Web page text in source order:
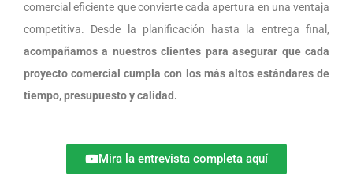
comercial eficiente que convierte cada apertura en una ventaja
competitiva. Desde la planificación hasta la entrega final,
acompañamos a nuestros clientes para asegurar que cada
proyecto comercial cumpla con los más altos estándares de
tiempo, presupuesto y calidad.
Mira la entrevista completa aquí